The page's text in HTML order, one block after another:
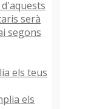
els teus